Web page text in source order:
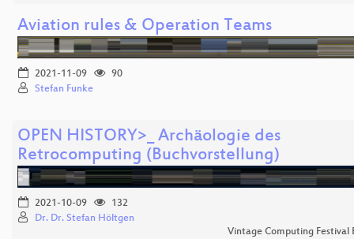
Aviation rules & Operation Teams
2021-11-09
90
Stefan Funke
OPEN HISTORY>_ Archäologie des
Retrocomputing (Buchvorstellung)
2021-10-09
132
Dr. Dr. Stefan Höltgen
Vintage Computing Festival